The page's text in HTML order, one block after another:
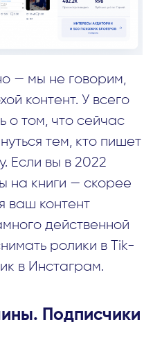
— мы не говорим,
контент. У всего
о том, что сейчас
тем, кто пишет
Если вы в 2022
на книги — скорее
ваш контент
действенной
ролики в Tik-
в Инстаграм.
Подписчики